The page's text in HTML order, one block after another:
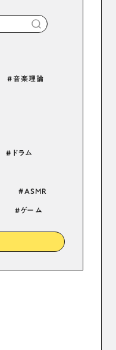
音楽理論
ドラム
ASMR
ゲーム